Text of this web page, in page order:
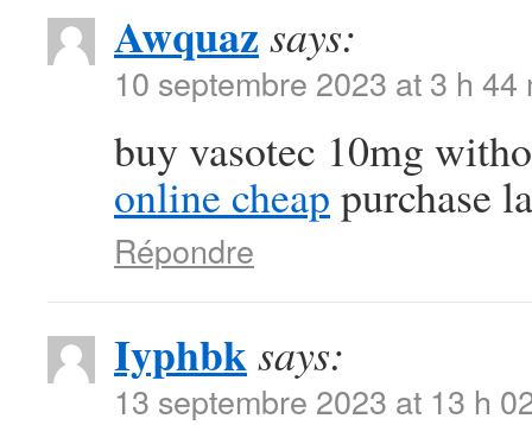
Awquaz says:
10 septembre 2023 at 3 h 44
buy vasotec 10mg
online cheap purchase
Répondre
Iyphbksays:
13 septembre 2023 at 13 h